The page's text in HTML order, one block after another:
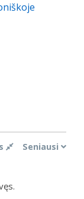
Seniausi